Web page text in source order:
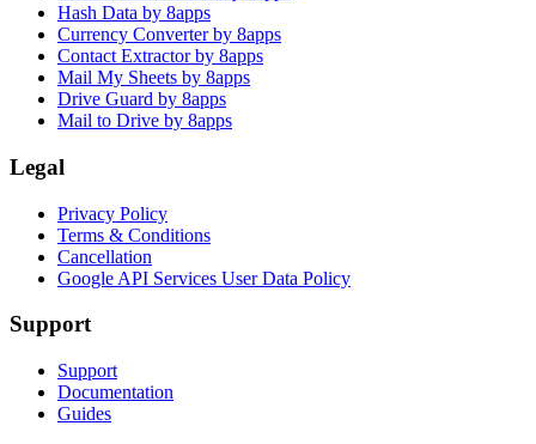
Hash Data by 8apps
Currency Converter by 8apps
Contact Extractor by 8apps
Mail My Sheets by 8apps
Drive Guard by 8apps
Mail to Drive by 8apps
Legal
Privacy Policy
Terms & Conditions
Cancellation
Google API Services User Data Policy
Support
Support
Documentation
Guides